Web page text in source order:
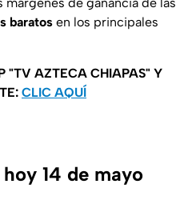
baratos en los principales
"TV AZTECA CHIAPAS" Y
CLIC AQUÍ
14 de mayo